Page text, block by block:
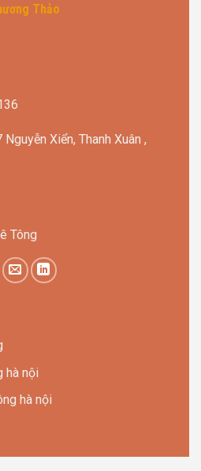
Thảo
Xiển, Thanh Xuân ,
Tông
hà nội
hà nội